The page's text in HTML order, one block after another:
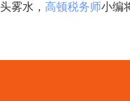
雾水， 高顿税务师小编